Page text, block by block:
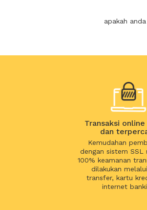
apakah
Transaksi online
dan
Kemudahan
dengan sistem SSL
100% keamanan
dilakukan
transfer, kartu
internet